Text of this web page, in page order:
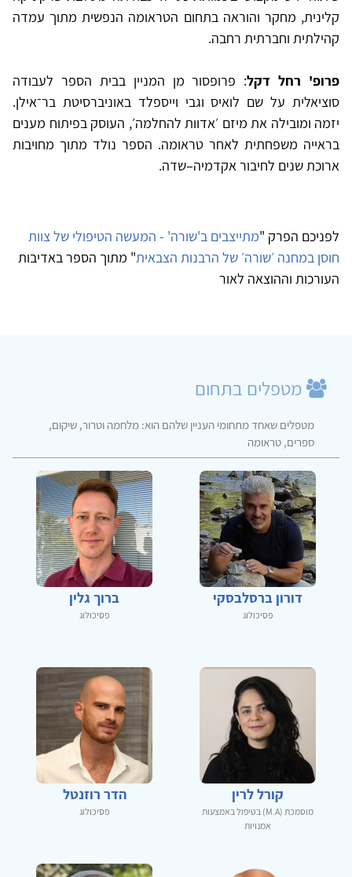
קלינית, מחקר והוראה בתחום הטראומה הנפשית מתוך עמדה
קהילתית וחברתית רחבה.
פרופ' רחל דקל: פרופסור מן המניין בבית הספר לעבודה
סוציאלית על שם לואיס וגבי וייספלד באוניברסיטת בר־אילן.
יזמה ומובילה את מיזם ׳אדוות להחלמה׳, העוסק בפיתוח מענים
בראייה משפחתית לאחר טראומה. הספר נולד מתוך מחויבות
ארוכת שנים לחיבור אקדמיה–שדה.
לפניכם הפרק "מתייצבים ב'שורה' - המעשה הטיפולי של צוות
חוסן במחנה ׳שורה׳ של הרבנות הצבאית" מתוך הספר באדיבות
העורכות וההוצאה לאור
מטפלים בתחום
מטפלים שאחד מתחומי העניין שלהם הוא: מלחמה וטרור, שיקום,
ספרים, טראומה
דורון ברסלבסקי
פסיכולוג
ברוך גלין
פסיכולוג
קורל לרין
מוסמכת (M.A) בטיפול באמצעות
אמנויות
הדר רוזנטל
פסיכולוג